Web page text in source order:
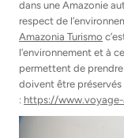
dans une Amazonie
respect de
Amazonia Turismo
l’environnement et à
permettent de prendre
doivent être
: https://